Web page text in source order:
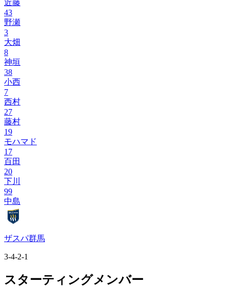
近藤
43
野瀬
3
大畑
8
神垣
38
小西
7
西村
27
藤村
19
モハマド
17
百田
20
下川
99
中島
ザスパ群馬
3-4-2-1
スターティングメンバー